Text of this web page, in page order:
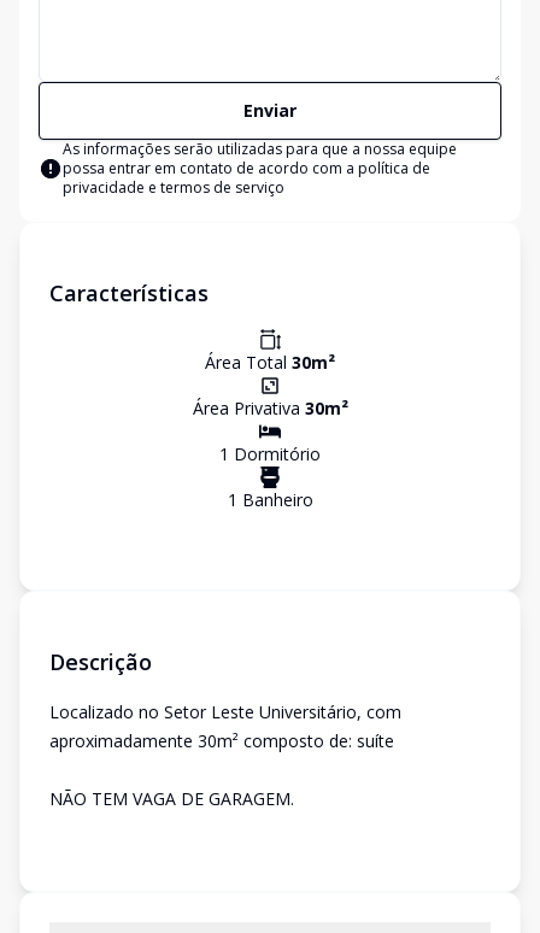
Enviar
As informações serão utilizadas para que a nossa equipe
possa entrar em contato de acordo com a política de
privacidade e termos de serviço
Características
Área Total 30m²
Área Privativa 30m²
1 Dormitório
1 Banheiro
Descrição
Localizado no Setor Leste Universitário, com
aproximadamente 30m² composto de: suíte
NÃO TEM VAGA DE GARAGEM.